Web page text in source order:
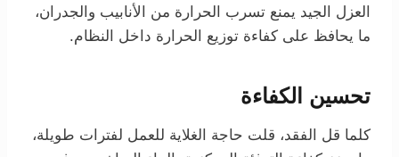
العزل الجيد يمنع تسرب الحرارة من الأنابيب والجدران،
ما يحافظ على كفاءة توزيع الحرارة داخل النظام.
تحسين الكفاءة
كلما قل الفقد، قلت حاجة الغلاية للعمل لفترات طويلة،